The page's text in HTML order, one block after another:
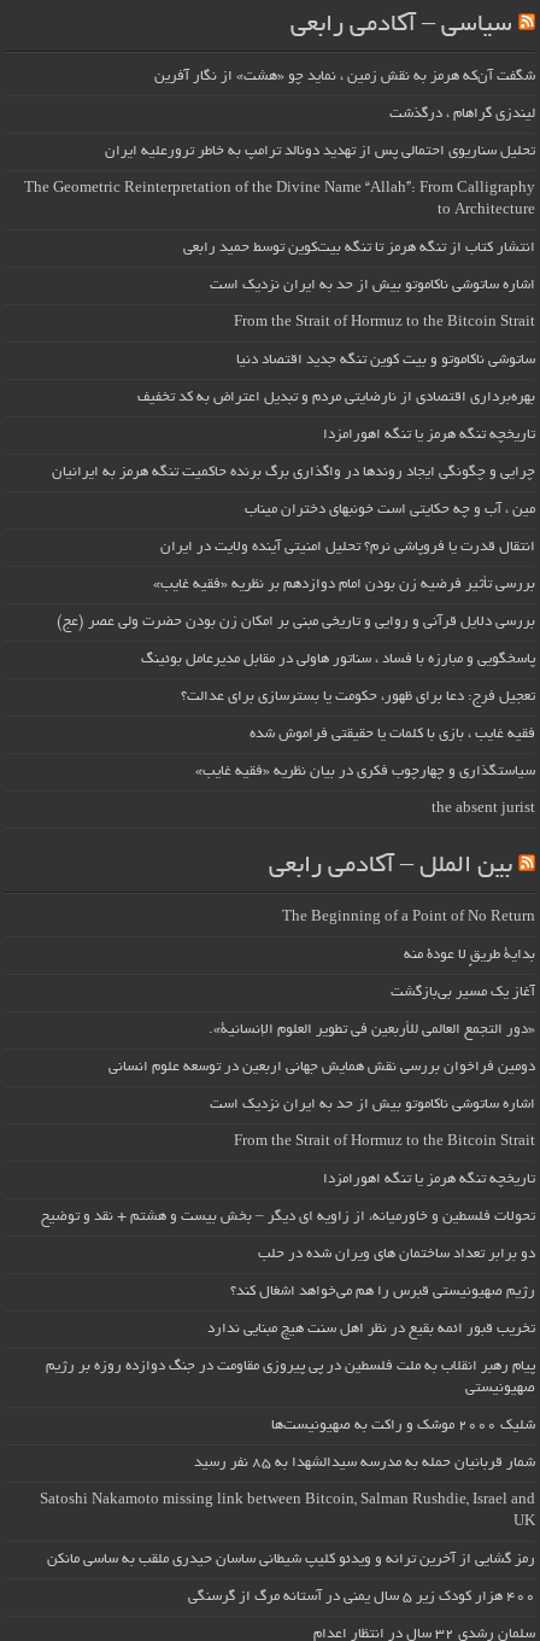
سیاسی – آکادمی رابعی
شگفت آن‌که هرمز به نقش زمین ، نماید چو «هشت» از نگار آفرین
لیندزی گراهام ، درگذشت
تحلیل سناریوی احتمالی پس از تهدید دونالد ترامپ به خاطر ترورعلیه ایران
The Geometric Reinterpretation of the Divine Name “Allah”: From Calligraphy
to Architecture
انتشار کتاب از تنگه هرمز تا تنگه بیت‌کوین توسط حمید رابعی
اشاره ساتوشی ناکاموتو بیش از حد به ایران نزدیک است
From the Strait of Hormuz to the Bitcoin Strait
ساتوشی ناکاموتو و بیت کوین تنگه جدید اقتصاد دنیا
بهره‌برداری اقتصادی از نارضایتی مردم و تبدیل اعتراض به کد تخفیف
تاریخچه تنگه هرمز یا تنگه اهورامزدا
چرایی و چگونگی ایجاد روندها در واگذاری برگ برنده حاکمیت تنگه هرمز به ایرانیان
مین ، آب و چه حکایتی است خونبهای دختران میناب
انتقال قدرت یا فروپاشی نرم؟ تحلیل امنیتی آینده ولایت در ایران
بررسی تأثیر فرضیه زن بودن امام دوازدهم بر نظریه «فقیه غایب»
بررسی دلایل قرآنی و روایی و تاریخی مبنی بر امکان زن بودن حضرت ولی عصر (عج)
پاسخگویی و مبارزه با فساد ، سناتور هاولی در مقابل مدیرعامل بوئینگ
تعجیل فرج: دعا برای ظهور، حکومت یا بسترسازی برای عدالت؟
فقیه غایب ، بازی با کلمات یا حقیقتی فراموش شده
سیاستگذاری و چهارچوب فکری در بیان نظریه «فقیه غایب»
the absent jurist
بین الملل – آکادمی رابعی
The Beginning of a Point of No Return
بداية طريقٍ لا عودة منه
آغاز یک مسیر بی‌بازگشت
«دور التجمع العالمي للأربعين في تطوير العلوم الإنسانية».
دومین فراخوان بررسی نقش همایش جهانی اربعین در توسعه علوم انسانی
اشاره ساتوشی ناکاموتو بیش از حد به ایران نزدیک است
From the Strait of Hormuz to the Bitcoin Strait
تاریخچه تنگه هرمز یا تنگه اهورامزدا
تحولات فلسطین و خاورمیانه، از زاویه ای دیگر – بخش بیست و هشتم + نقد و توضیح
دو برابر تعداد ساختمان های ویران شده در حلب
رژیم صهیونیستی قبرس را هم می‌خواهد اشغال کند؟
تخریب قبور ائمه بقیع در نظر اهل سنت هیچ مبنایی ندارد
پیام رهبر انقلاب به ملت فلسطین در پی پیروزی مقاومت در جنگ دوازده روزه بر رژیم
صهیونیستی
شلیک ۲۰۰۰ موشک و راکت به صهیونیست‌ها
شمار قربانیان حمله به مدرسه سیدالشهدا به ۸۵ نفر رسید
Satoshi Nakamoto missing link between Bitcoin, Salman Rushdie, Israel and
UK
رمز گشایی از آخرین ترانه و ویدئو کلیپ شیطانی ساسان حیدری ملقب به ساسی مانکن
۴۰۰ هزار کودک زیر ۵ سال یمنی در آستانه مرگ از گرسنگی
سلمان رشدی ۳۲ سال در انتظار اعدام